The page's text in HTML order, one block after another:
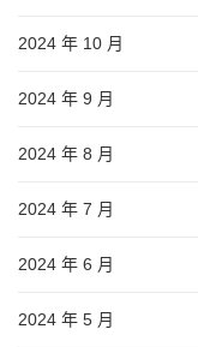
2024 年 10 月
2024 年 9 月
2024 年 8 月
2024 年 7 月
2024 年 6 月
2024 年 5 月